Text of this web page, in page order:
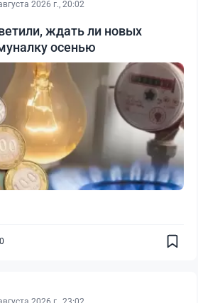
2026 г., 20:02
ждать ли новых
осенью
0